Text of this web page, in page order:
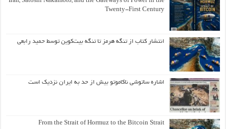
Twenty-First Century
انتشار کتاب از تنگه هرمز تا تنگه بیت‌کوین توسط حمید رابعی
اشاره ساتوشی ناکاموتو بیش از حد به ایران نزدیک است
From the Strait of Hormuz to the Bitcoin Strait